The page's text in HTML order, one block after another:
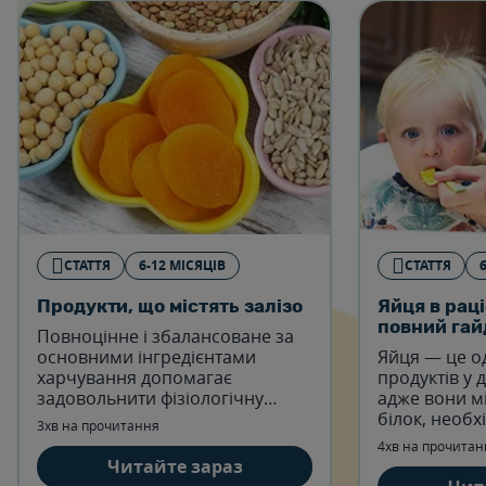
СТАТТЯ 6-12 МІСЯЦІВ
Продукти, що містять залізо
Повноцінне і збалансоване за
основними інгредієнтами
харчування допомагає
задовольнити фізіологічну
потребу організму дитини в
мікроелементах. Розглянемо
список продуктів, що містять
залізо.
3хв на прочитання
Читайте зараз
СТАТТЯ
Яйця в
повний
Яйця — це
продуктів у
адже вони
білок,
також
залізо,
підтримує
4хв на